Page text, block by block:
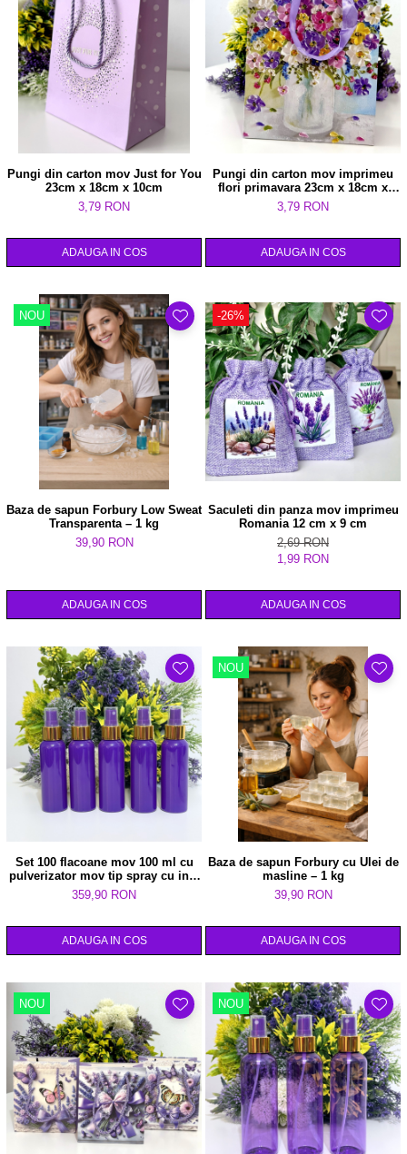
Pungi din carton mov Just for You
23cm x 18cm x 10cm
3,79 RON
ADAUGA IN COS
Pungi din carton mov imprimeu
flori primavara 23cm x 18cm x
8cm
3,79 RON
ADAUGA IN COS
NOU
Baza de sapun Forbury Low Sweat
Transparenta – 1 kg
39,90 RON
ADAUGA IN COS
-26%
Saculeti din panza mov imprimeu
Romania 12 cm x 9 cm
2,69 RON
1,99 RON
ADAUGA IN COS
Set 100 flacoane mov 100 ml cu
pulverizator mov tip spray cu inel
auriu
359,90 RON
ADAUGA IN COS
NOU
Baza de sapun Forbury cu Ulei de
masline – 1 kg
39,90 RON
ADAUGA IN COS
NOU NOU